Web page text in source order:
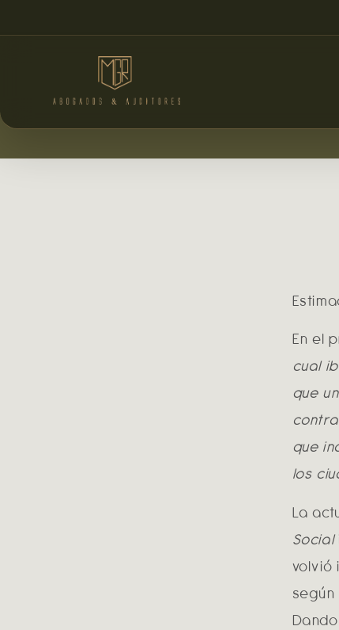
En el
cual
que
que
los
La
Social
volvió